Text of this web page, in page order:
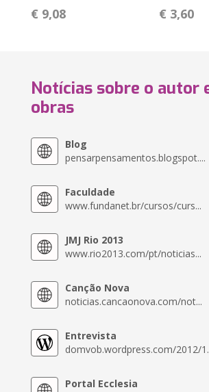
€ 9,08 € 3,60
Notícias sobre o autor
obras
Blog
pensarpensamentos.blogspot....
Faculdade
www.fundanet.br/cursos/curs...
JMJ Rio 2013
www.rio2013.com/pt/noticias...
Canção Nova
noticias.cancaonova.com/not...
Entrevista
domvob.wordpress.com/2012/
Portal Ecclesia